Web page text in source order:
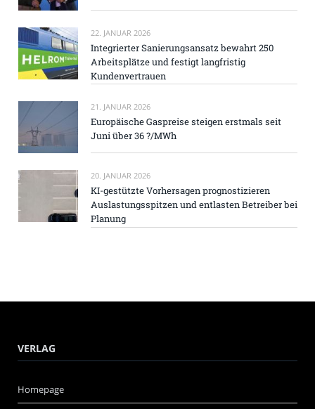
22. JANUAR 2026
Integrierter Sanierungsansatz bewahrt 250
Arbeitsplätze und festigt langfristig
Kundenvertrauen
21. JANUAR 2026
Europäische Gaspreise steigen erstmals seit
Juni über 36 ?/MWh
20. JANUAR 2026
KI-gestützte Vorhersagen prognostizieren
Auslastungsspitzen und entlasten Betreiber bei
Planung
VERLAG
Homepage